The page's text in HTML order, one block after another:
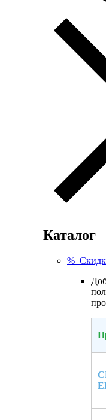
Каталог
%